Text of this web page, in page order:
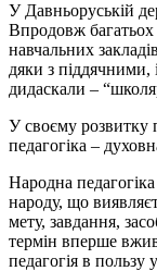
У Давньоруській
Впродовж багатьох
навчальних
дяки з піддячними,
дидаскали –
У своєму розвитку
педагогіка –
Народна
народу, що
мету, завдання,
термін вперше
педагогія в